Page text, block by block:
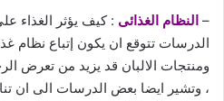
– النظام الغذائى : كيف يؤثر الغذاء
الدرسات تتوقع ان يكون إتباع نظام
ومنتجات الالبان قد يزيد من تعرض
، وتشير ايضا بعض الدرسات الى ان